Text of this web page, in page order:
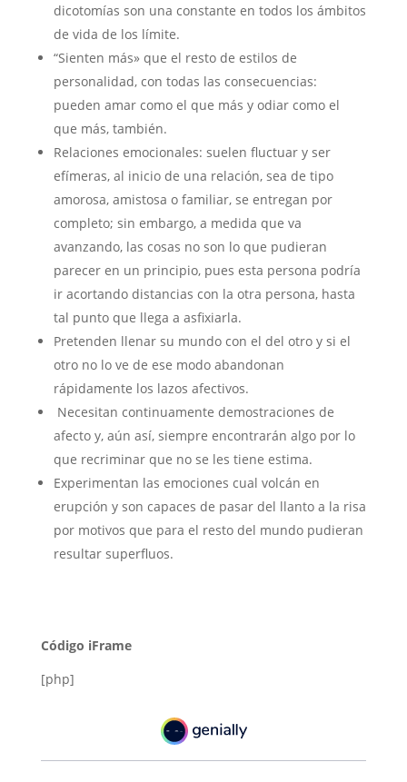
dicotomías son una constante en todos los ámbitos
de vida de los límite. ​
“Sienten más» que el resto de estilos de
personalidad, con todas las consecuencias:
pueden amar como el que más y odiar como el
que más, también. ​
Relaciones emocionales: suelen fluctuar y ser
efímeras, al inicio de una relación, sea de tipo
amorosa, amistosa o familiar, se entregan por
completo; sin embargo, a medida que va
avanzando, las cosas no son lo que pudieran
parecer en un principio, pues esta persona podría
ir acortando distancias con la otra persona, hasta
tal punto que llega a asfixiarla. ​
Pretenden llenar su mundo con el del otro y si el
otro no lo ve de ese modo abandonan
rápidamente los lazos afectivos. ​
Necesitan continuamente demostraciones de
afecto y, aún así, siempre encontrarán algo por lo
que recriminar que no se les tiene estima.​
Experimentan las emociones cual volcán en
erupción y son capaces de pasar del llanto a la risa
por motivos que para el resto del mundo pudieran
resultar superfluos.
Código iFrame
[php]